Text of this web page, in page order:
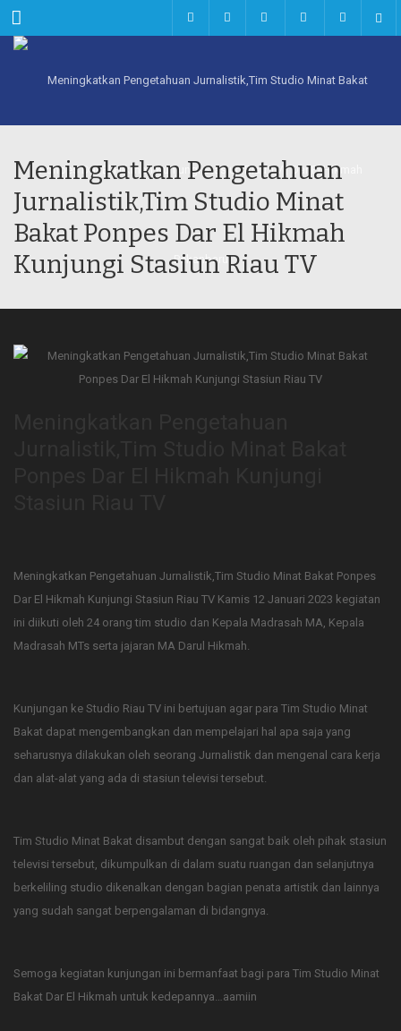
Menu
Meningkatkan Pengetahuan
Jurnalistik,Tim Studio Minat
Bakat Ponpes Dar El Hikmah
Kunjungi Stasiun Riau TV
Meningkatkan Pengetahuan Jurnalistik,Tim Studio Minat Bakat Ponpes
Dar El Hikmah Kunjungi Stasiun Riau TV Kamis 12 Januari 2023 kegiatan
ini diikuti oleh 24 orang tim studio dan Kepala Madrasah MA, Kepala
Madrasah MTs serta jajaran MA Darul Hikmah.
Kunjungan ke Studio Riau TV ini bertujuan agar para Tim Studio Minat
Bakat dapat mengembangkan dan mempelajari hal apa saja yang
seharusnya dilakukan oleh seorang Jurnalistik dan mengenal cara kerja
dan alat-alat yang ada di stasiun televisi tersebut.
Tim Studio Minat Bakat disambut dengan sangat baik oleh pihak stasiun
televisi tersebut, dikumpulkan di dalam suatu ruangan dan selanjutnya
berkeliling studio dikenalkan dengan bagian penata artistik dan lainnya
yang sudah sangat berpengalaman di bidangnya.
Semoga kegiatan kunjungan ini bermanfaat bagi para Tim Studio Minat
Bakat Dar El Hikmah untuk kedepannya…aamiin